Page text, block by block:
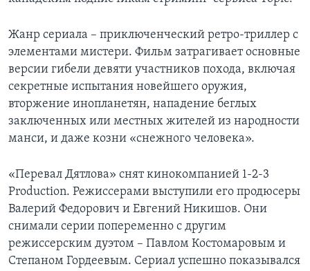
Жанр сериала – приключенческий ретро-триллер с
элементами мистери. Фильм затрагивает основные
версии гибели девяти участников похода, включая
секретные испытания новейшего оружия,
вторжение инопланетян, нападение беглых
заключенных или местных жителей из народности
манси, и даже козни «снежного человека».
«Перевал Дятлова» снят кинокомпанией 1-2-3
Production. Режиссерами выступили его продюсеры
Валерий Федорович и Евгений Никишов. Они
снимали серии попеременно с другим
режиссерским дуэтом – Павлом Костомаровым и
Степаном Гордеевым. Сериал успешно показывался